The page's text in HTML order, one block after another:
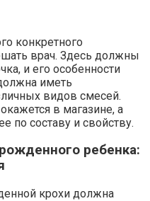
конкретного
врач. Здесь должны
и его особенности
иметь
видов смесей.
в магазине, а
по составу и свойству.
ребенка:
крохи должна